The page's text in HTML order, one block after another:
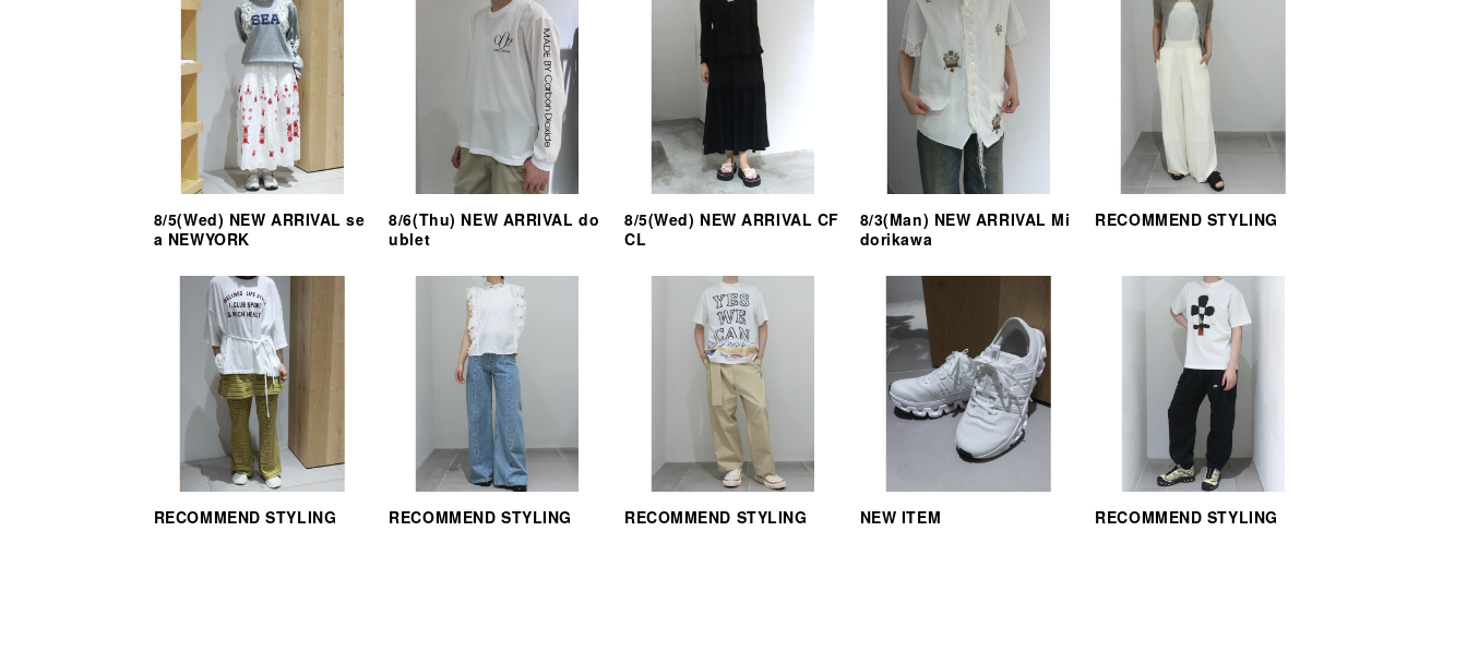
8/5(Wed) NEW ARRIVAL se
a NEWYORK
8/6(Thu) NEW ARRIVAL do
ublet
8/5(Wed) NEW ARRIVAL CF
CL
8/3(Man) NEW ARRIVAL Mi
dorikawa
RECOMMEND STYLING
RECOMMEND STYLING RECOMMEND STYLING RECOMMEND STYLING NEW ITEM RECOMMEND STYLING